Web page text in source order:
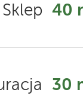
Sklep 40
30